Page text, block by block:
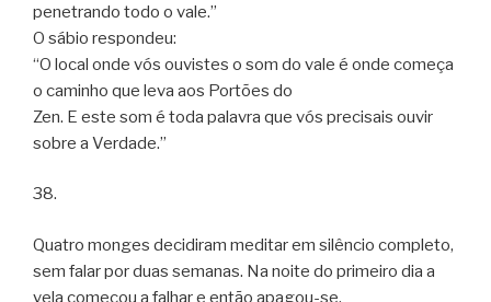
penetrando todo o vale.”
O sábio respondeu:
“O local onde vós ouvistes o som do vale é onde começa
o caminho que leva aos Portões do
Zen. E este som é toda palavra que vós precisais ouvir
sobre a Verdade.”
38.
Quatro monges decidiram meditar em silêncio completo,
sem falar por duas semanas. Na noite do primeiro dia a
vela começou a falhar e então apagou-se.